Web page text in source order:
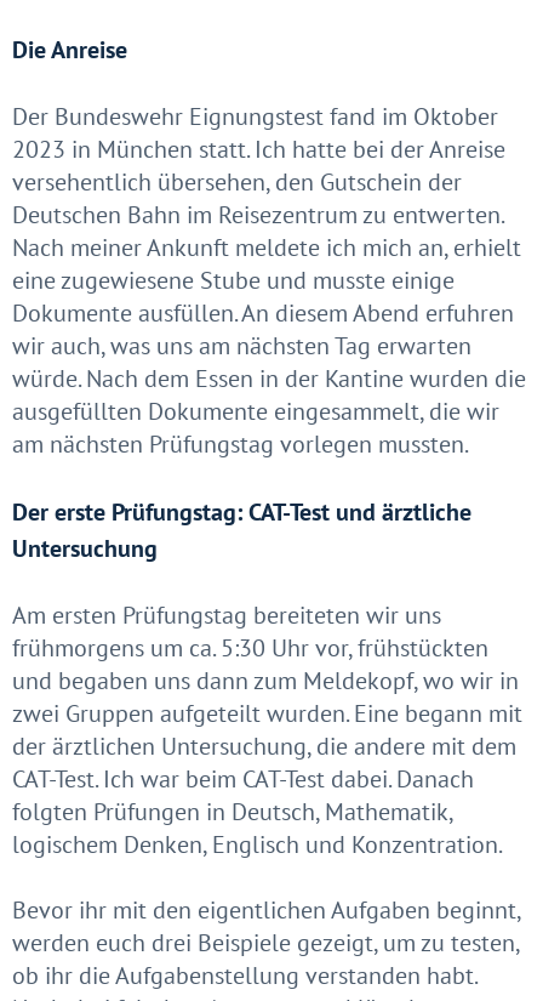
Die Anreise
Der Bundeswehr Eignungstest fand im Oktober
2023 in München statt. Ich hatte bei der Anreise
versehentlich übersehen, den Gutschein der
Deutschen Bahn im Reisezentrum zu entwerten.
Nach meiner Ankunft meldete ich mich an, erhielt
eine zugewiesene Stube und musste einige
Dokumente ausfüllen. An diesem Abend erfuhren
wir auch, was uns am nächsten Tag erwarten
würde. Nach dem Essen in der Kantine wurden die
ausgefüllten Dokumente eingesammelt, die wir
am nächsten Prüfungstag vorlegen mussten.
Der erste Prüfungstag: CAT-Test und ärztliche
Untersuchung
Am ersten Prüfungstag bereiteten wir uns
frühmorgens um ca. 5:30 Uhr vor, frühstückten
und begaben uns dann zum Meldekopf, wo wir in
zwei Gruppen aufgeteilt wurden. Eine begann mit
der ärztlichen Untersuchung, die andere mit dem
CAT-Test. Ich war beim CAT-Test dabei. Danach
folgten Prüfungen in Deutsch, Mathematik,
logischem Denken, Englisch und Konzentration.
Bevor ihr mit den eigentlichen Aufgaben beginnt,
werden euch drei Beispiele gezeigt, um zu testen,
ob ihr die Aufgabenstellung verstanden habt.